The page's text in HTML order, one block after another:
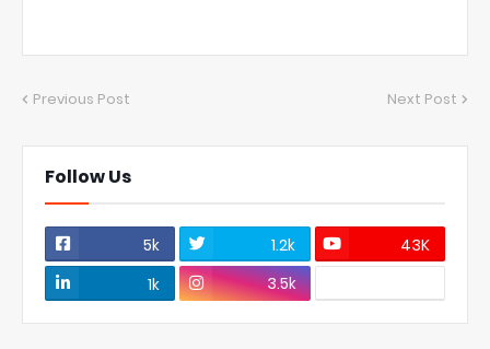
Previous Post Next Post
Follow Us
5k 1.2k
43K
1k
3.5k